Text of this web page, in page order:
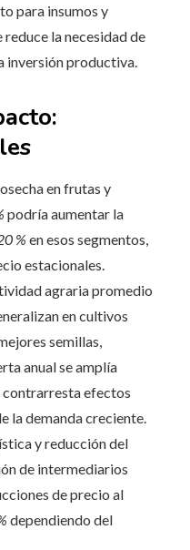
para insumos y
reduce la necesidad de
inversión productiva.
en frutas y
podría aumentar la
% en esos segmentos,
estacionales.
agraria promedio
en cultivos
semillas,
anual se amplía
efectos
la demanda creciente.
y reducción del
de intermediarios
de precio al
dependiendo del